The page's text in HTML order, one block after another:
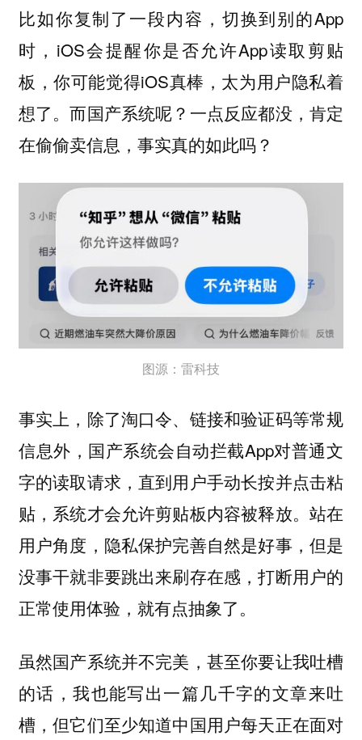
比如你复制了一段内容，切换到别的App
时，iOS会提醒你是否允许App读取剪贴
板，你可能觉得iOS真棒，太为用户隐私着
想了。而国产系统呢？一点反应都没，肯定
在偷偷卖信息，事实真的如此吗？
图源：雷科技
事实上，除了淘口令、链接和验证码等常规
信息外，国产系统会自动拦截App对普通文
字的读取请求，直到用户手动长按并点击粘
贴，系统才会允许剪贴板内容被释放。站在
用户角度，隐私保护完善自然是好事，但是
没事干就非要跳出来刷存在感，打断用户的
正常使用体验，就有点抽象了。
虽然国产系统并不完美，甚至你要让我吐槽
的话，我也能写出一篇几千字的文章来吐
槽，但它们至少知道中国用户每天正在面对